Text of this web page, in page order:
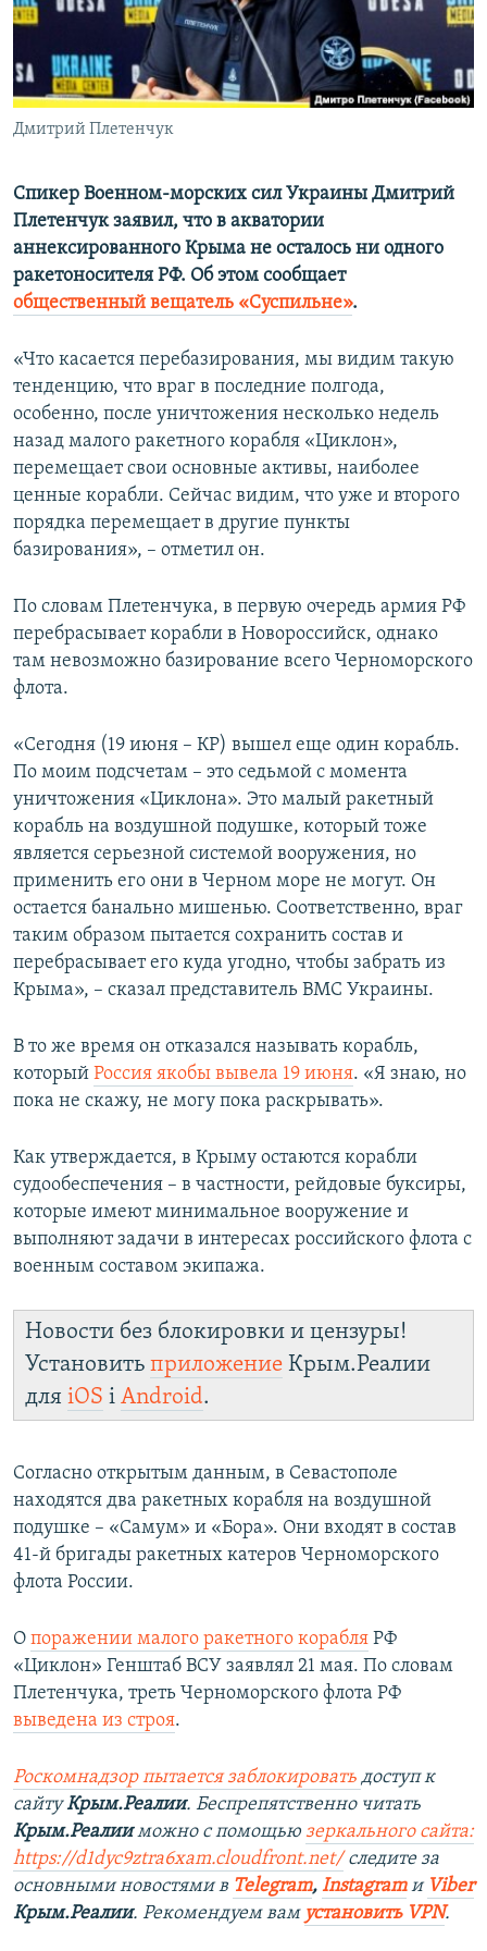
ПОБЕДИТЕЛЕЙ НЕ СУДЯТ?
КРЫМ.НЕПОКОРЕННЫЙ
ELIFBE
УКРАИНСКАЯ ПРОБЛЕМА КРЫМА
ПРИСОЕДИНЯЙТЕСЬ!
Дмитрий Плетенчук
Спикер Военном-морских сил Украины Дмитрий
Плетенчук заявил, что в акватории
аннексированного Крыма не осталось ни одного
ракетоносителя РФ. Об этом сообщает
общественный вещатель «Суспильне».
«Что касается перебазирования, мы видим такую
тенденцию, что враг в последние полгода,
особенно, после уничтожения несколько недель
назад малого ракетного корабля «Циклон»,
перемещает свои основные активы, наиболее
ценные корабли. Сейчас видим, что уже и второго
порядка перемещает в другие пункты
базирования», – отметил он.
По словам Плетенчука, в первую очередь армия РФ
перебрасывает корабли в Новороссийск, однако
там невозможно базирование всего Черноморского
флота.
«Сегодня (19 июня – КР) вышел еще один корабль.
По моим подсчетам – это седьмой с момента
уничтожения «Циклона». Это малый ракетный
корабль на воздушной подушке, который тоже
является серьезной системой вооружения, но
применить его они в Черном море не могут. Он
остается банально мишенью. Соответственно, враг
таким образом пытается сохранить состав и
перебрасывает его куда угодно, чтобы забрать из
Крыма», – сказал представитель ВМС Украины.
В то же время он отказался называть корабль,
который Россия якобы вывела 19 июня. «Я знаю, но
пока не скажу, не могу пока раскрывать».
Как утверждается, в Крыму остаются корабли
судообеспечения – в частности, рейдовые буксиры,
которые имеют минимальное вооружение и
выполняют задачи в интересах российского флота с
военным составом экипажа.
Новости без блокировки и цензуры!
Установить приложение Крым.Реалии
для iOS і Android.
Согласно открытым данным, в Севастополе
находятся два ракетных корабля на воздушной
подушке – «Самум» и «Бора». Они входят в состав
41-й бригады ракетных катеров Черноморского
флота России.
О поражении малого ракетного корабля РФ
«Циклон» Генштаб ВСУ заявлял 21 мая. По словам
Плетенчука, треть Черноморского флота РФ
выведена из строя.
Роскомнадзор пытается заблокировать доступ к
сайтуКрым.Реалии. Беспрепятственно читать
Крым.Реалииможно с помощью зеркального сайта:
https://d1dyc9ztra6xam.cloudfront.net/следите за
основными новостями в Telegram, Instagramи Viber
Крым.Реалии. Рекомендуем вам установить VPN.